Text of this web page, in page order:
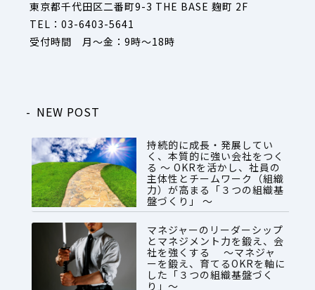
東京都千代田区二番町9-3 THE BASE 麹町 2F
TEL：03-6403-5641
受付時間 月～金：9時～18時
NEW POST
持続的に成長・発展してい
く、本質的に強い会社をつく
る ～ OKRを活かし、社員の
主体性とチームワーク（組織
力）が高まる「３つの組織基
盤づくり」 ～
マネジャーのリーダーシップ
とマネジメント力を鍛え、会
社を強くする ～マネジャ
ーを鍛え、育てるOKRを軸に
した「３つの組織基盤づく
り」～